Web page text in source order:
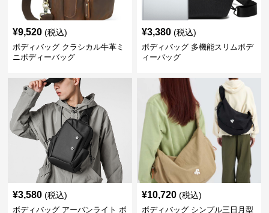
¥9,520 (税込)
ボディバッグ クラシカル牛革ミ
ニボディーバッグ
¥3,380 (税込)
ボディバッグ 多機能スリムボデ
ィーバッグ
¥3,580 (税込)
ボディバッグ アーバンライト ボ
¥10,720 (税込)
ボディバッグ シンプル三日月型